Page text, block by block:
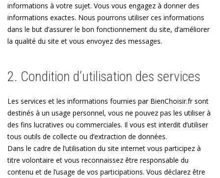
informations à votre sujet. Vous vous engagez à donner des
informations exactes. Nous pourrons utiliser ces informations
dans le but d’assurer le bon fonctionnement du site, d’améliorer
la qualité du site et vous envoyez des messages.
2. Condition d’utilisation des services
Les services et les informations fournies par BienChoisir.fr sont
destinés à un usage personnel, vous ne pouvez pas les utiliser à
des fins lucratives ou commerciales. Il vous est interdit d’utiliser
tous outils de collecte ou d’extraction de données.
Dans le cadre de l’utilisation du site internet vous participez à
titre volontaire et vous reconnaissez être responsable du
contenu et de l’usage de vos participations. Vous déclarez être